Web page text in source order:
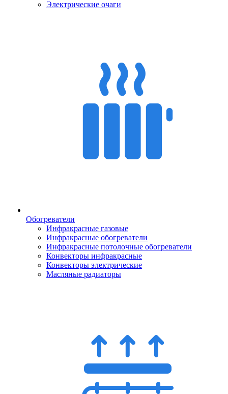
Электрические очаги
Обогреватели
Инфракрасные газовые
Инфракрасные обогреватели
Инфракрасные потолочные обогреватели
Конвекторы инфракрасные
Конвекторы электрические
Масляные радиаторы